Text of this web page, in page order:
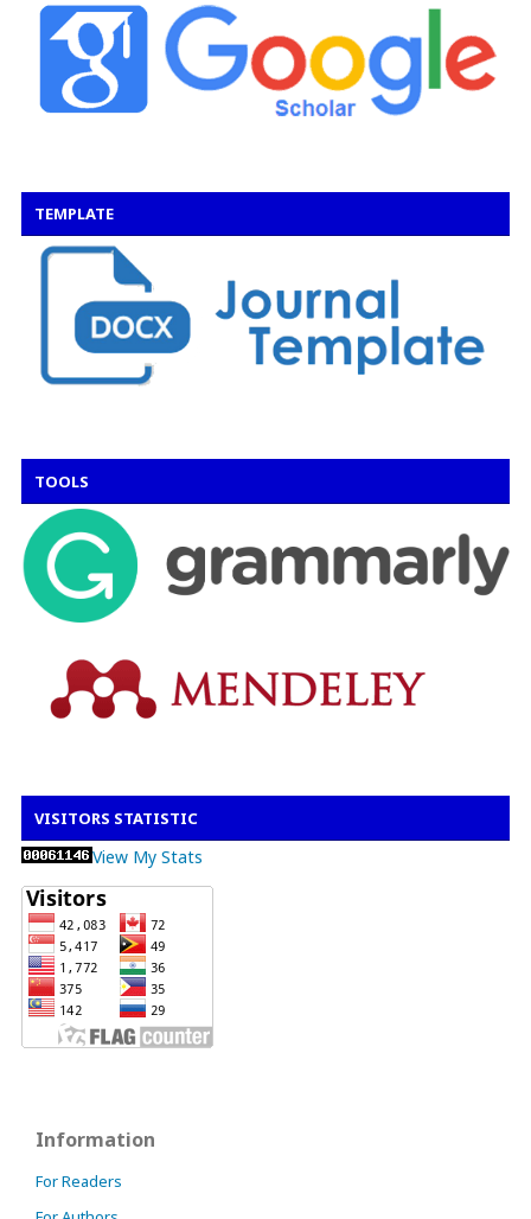
TEMPLATE
TOOLS
VISITORS STATISTIC
View My Stats
Information
For Readers